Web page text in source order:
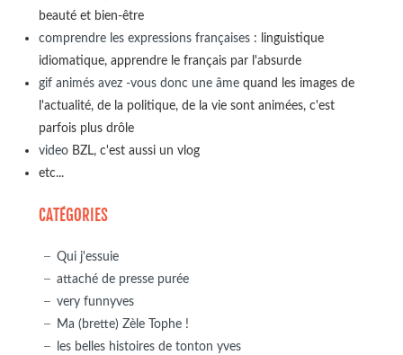
beauté et bien-être
comprendre les expressions françaises: linguistique
idiomatique, apprendre le français par l'absurde
gif animés avez -vous donc une âmequand les images de
l'actualité, de la politique, de la vie sont animées, c'est
parfois plus drôle
videoBZL, c'est aussi un vlog
etc...
CATÉGORIES
Qui j'essuie
attaché de presse purée
very funnyves
Ma (brette) Zèle Tophe !
les belles histoires de tonton yves